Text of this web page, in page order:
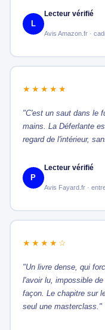
L
Lecteur vérifié
Avis Amazon.fr ·
★★★★★
"C'est un saut dans le
mains. La Déferlante
regard de l'intérieur,
P
Lecteur vérifié
Avis Fayard.fr ·
★★★★☆
"Un livre dense, qui
l'avoir lu, impossible
façon. Le chapitre sur
seul une masterclass."